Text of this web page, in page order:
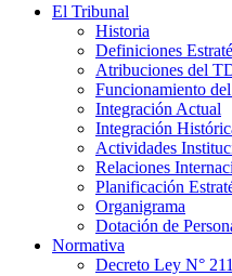
El Tribunal
Historia
Definiciones
Atribuciones del
Funcionamiento
Integración Actual
Integración
Actividades
Relaciones
Planificación
Organigrama
Dotación de
Normativa
Decreto Ley N° 211